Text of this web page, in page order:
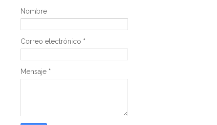
Nombre
Correo electrónico *
Mensaje *